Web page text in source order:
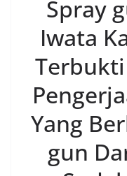
Spray
Iwata
Yang
gun